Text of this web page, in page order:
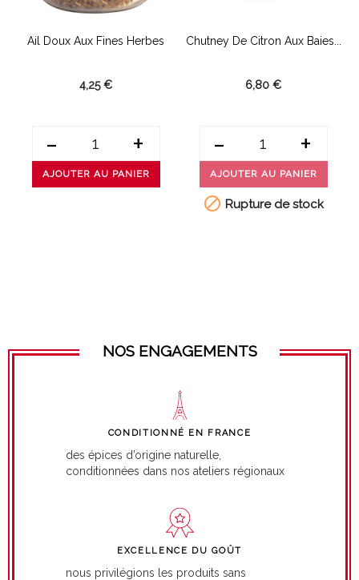
Ail Doux Aux Fines Herbes
4,25 €
- +
AJOUTER AU PANIER
Chutney De Citron Aux Baies...
6,80 €
- +
AJOUTER AU PANIER
 Rupture de stock
NOS ENGAGEMENTS
CONDITIONNÉ EN FRANCE
des épices d’origine naturelle,
conditionnées dans nos ateliers régionaux
EXCELLENCE DU GOÛT
nous privilégions les produits sans